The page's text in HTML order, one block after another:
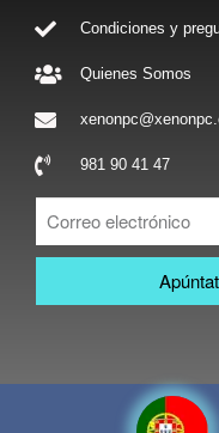
Condiciones y
Quienes Somos
981 90 41 47